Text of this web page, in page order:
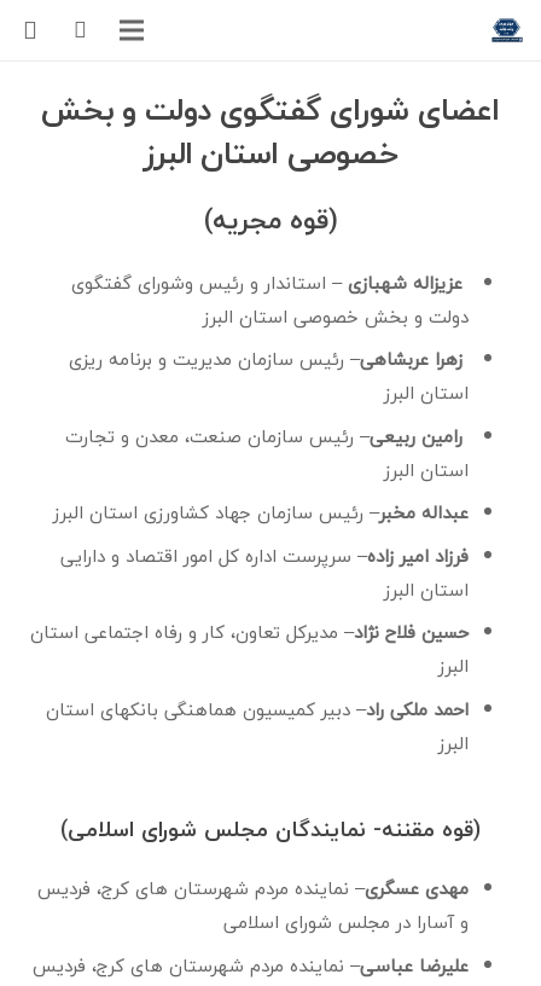
اعضای شورای گفتگوی دولت و بخش
خصوصی استان البرز
(قوه مجریه)
عزیزاله شهبازی– استاندار و رئیس وشورای گفتگوی
دولت و بخش خصوصی استان البرز
زهرا عربشاهی– رئیس سازمان مدیریت و برنامه ریزی
استان البرز
رامین ربیعی– رئیس سازمان صنعت، معدن و تجارت
استان البرز
عبداله مخبر– رئیس سازمان جهاد کشاورزی استان البرز
فرزاد امیر زاده– سرپرست اداره کل امور اقتصاد و دارایی
استان البرز
حسین فلاح نژاد– مدیرکل تعاون، کار و رفاه اجتماعی استان
البرز
احمد ملکی راد– دبیر کمیسیون هماهنگی بانکهای استان
البرز
(قوه مقننه- نمایندگان مجلس شورای اسلامی)
مهدی عسگری– نماینده مردم شهرستان های کرج، فردیس
و آسارا در مجلس شورای اسلامی
علیرضا عباسی– نماینده مردم شهرستان های کرج، فردیس